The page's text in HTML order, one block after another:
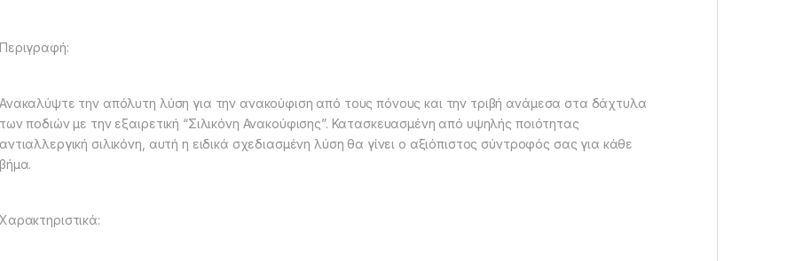
Περιγραφή:
Ανακαλύψτε την απόλυτη λύση για την ανακούφιση από τους πόνους και την τριβή ανάμεσα στα δάχτυλα
των ποδιών με την εξαιρετική “Σιλικόνη Ανακούφισης”. Κατασκευασμένη από υψηλής ποιότητας
αντιαλλεργική σιλικόνη, αυτή η ειδικά σχεδιασμένη λύση θα γίνει ο αξιόπιστος σύντροφός σας για κάθε
βήμα.
Χαρακτηριστικά: